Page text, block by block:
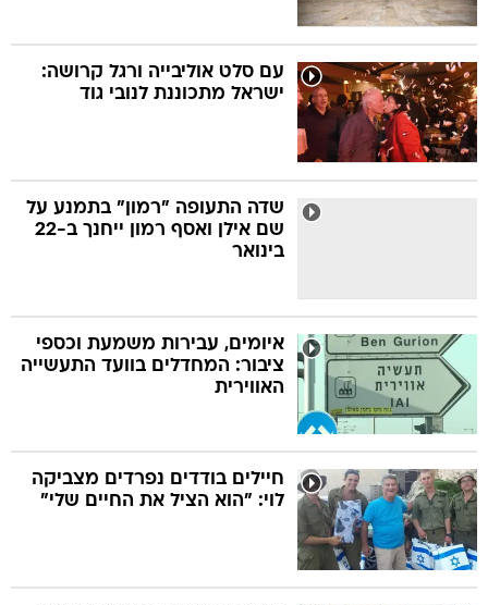
עם סלט אוליבייה ורגל קרושה:
ישראל מתכוננת לנובי גוד
שדה התעופה "רמון" בתמנע על
שם אילן ואסף רמון ייחנך ב-22
בינואר
איומים, עבירות משמעת וכספי
ציבור: המחדלים בוועד התעשייה
האווירית
חיילים בודדים נפרדים מצביקה
לוי: "הוא הציל את החיים שלי"